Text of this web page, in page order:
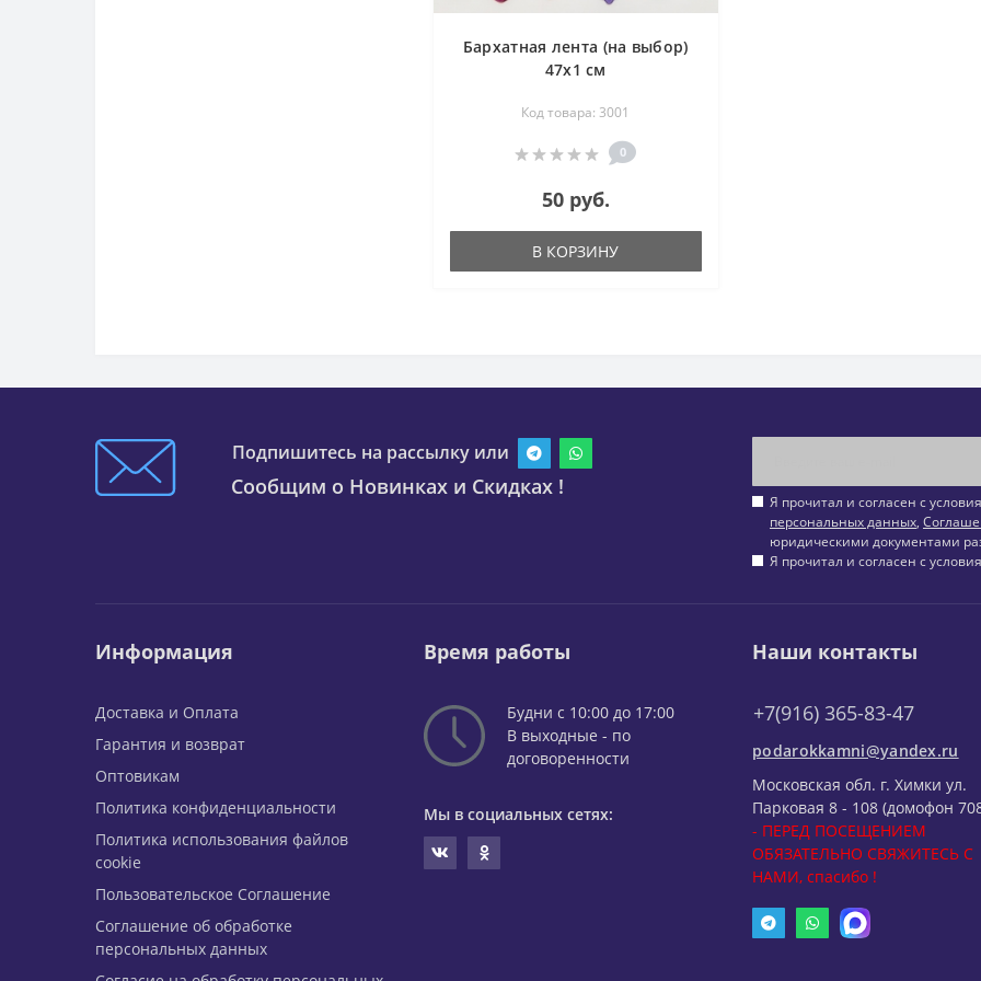
Бархатная лента (на выбор)
47х1 см
Код товара: 3001
0
50 руб.
В КОРЗИНУ
Подпишитесь на рассылку или
Сообщим о Новинках и Скидках !
Я прочитал и согласен с
персональных данных,
юридическими документами
Я прочитал и согласен с
Информация
Доставка и Оплата
Гарантия и возврат
Оптовикам
Политика конфиденциальности
Политика использования файлов
cookie
Пользовательское Соглашение
Соглашение об обработке
персональных данных
Время работы
Будни с 10:00 до 17:00
В выходные - по
договоренности
Мы в социальных сетях:
Наши контакты
+7(916) 365-83-47
podarokkamni@yandex.ru
Московская обл. г. Химки ул.
Парковая 8 - 108 (домофон
- ПЕРЕД ПОСЕЩЕНИЕМ
ОБЯЗАТЕЛЬНО СВЯЖИТЕСЬ С
НАМИ, спасибо !